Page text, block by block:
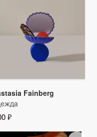
Fainberg
₽